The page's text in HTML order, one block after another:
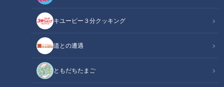
キユーピー３分クッキング
道との遭遇
ともだちたまご
【太田×石井のデララバ】愛知岐阜三重1000人に聞いた！好きな駄菓子
ベスト10！
この記事の画像